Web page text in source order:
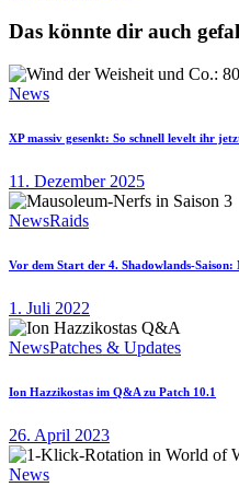
Das könnte dir auch
News
XP massiv gesenkt: So schnell levelt ihr
11. Dezember 2025
NewsRaids
Vor dem Start der 4. Shadowlands-
1. Juli 2022
NewsPatches & Updates
Ion Hazzikostas im Q&A zu Patch 10.1
26. April 2023
News